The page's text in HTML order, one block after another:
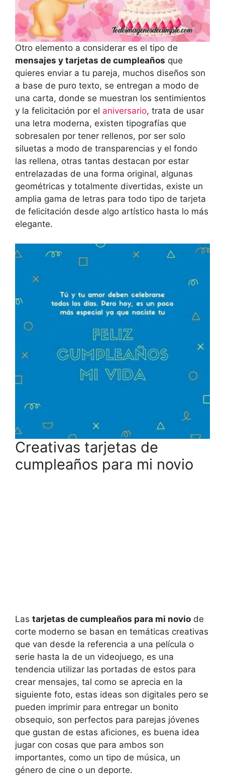
Otro elemento a considerar es el tipo de
mensajes y tarjetas de cumpleaños que
quieres enviar a tu pareja, muchos diseños son
a base de puro texto, se entregan a modo de
una carta, donde se muestran los sentimientos
y la felicitación por el aniversario, trata de usar
una letra moderna, existen tipografías que
sobresalen por tener rellenos, por ser solo
siluetas a modo de transparencias y el fondo
las rellena, otras tantas destacan por estar
entrelazadas de una forma original, algunas
geométricas y totalmente divertidas, existe un
amplia gama de letras para todo tipo de tarjeta
de felicitación desde algo artístico hasta lo más
elegante.
Creativas tarjetas de
cumpleaños para mi novio
Las tarjetas de cumpleaños para mi novio de
corte moderno se basan en temáticas creativas
que van desde la referencia a una película o
serie hasta la de un videojuego, es una
tendencia utilizar las portadas de estos para
crear mensajes, tal como se aprecia en la
siguiente foto, estas ideas son digitales pero se
pueden imprimir para entregar un bonito
obsequio, son perfectos para parejas jóvenes
que gustan de estas aficiones, es buena idea
jugar con cosas que para ambos son
importantes, como un tipo de música, un
género de cine o un deporte.